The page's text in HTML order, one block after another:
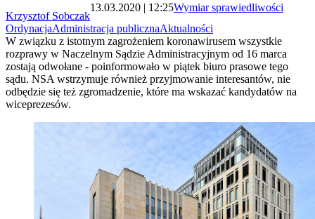
Krzysztof Sobczak
13.03.2020 | 12:25Wymiar sprawiedliwości
OrdynacjaAdministracja publicznaAktualności
W związku z istotnym zagrożeniem koronawirusem wszystkie
rozprawy w Naczelnym Sądzie Administracyjnym od 16 marca
zostają odwołane - poinformowało w piątek biuro prasowe tego
sądu. NSA wstrzymuje również przyjmowanie interesantów, nie
odbędzie się też zgromadzenie, które ma wskazać kandydatów na
wiceprezesów.